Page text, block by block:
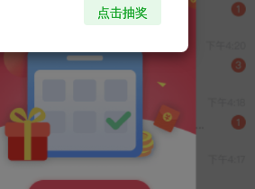
点击抽奖